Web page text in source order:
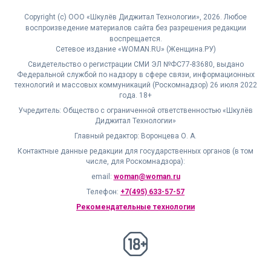
Copyright (с) ООО «Шкулёв Диджитал Технологии», 2026. Любое
воспроизведение материалов сайта без разрешения редакции
воспрещается.
Сетевое издание «WOMAN.RU» (Женщина.РУ)
Свидетельство о регистрации СМИ ЭЛ №ФС77-83680, выдано
Федеральной службой по надзору в сфере связи, информационных
технологий и массовых коммуникаций (Роскомнадзор) 26 июля 2022
года. 18+
Учредитель: Общество с ограниченной ответственностью «Шкулёв
Диджитал Технологии»
Главный редактор: Воронцева О. А.
Контактные данные редакции для государственных органов (в том
числе, для Роскомнадзора):
email: woman@woman.ru
Телефон: +7(495) 633-57-57
Рекомендательные технологии
18+